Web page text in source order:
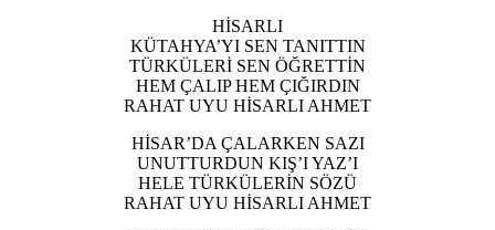
HİSARLI
KÜTAHYA’YI SEN TANITTIN
TÜRKÜLERİ SEN ÖĞRETTİN
HEM ÇALIP HEM ÇIĞIRDIN
RAHAT UYU HİSARLI AHMET
HİSAR’DA ÇALARKEN SAZI
UNUTTURDUN KIŞ’I YAZ’I
HELE TÜRKÜLERİN SÖZÜ
RAHAT UYU HİSARLI AHMET